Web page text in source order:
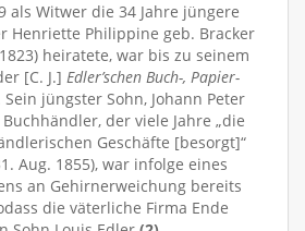
als Witwer die 34 Jahre jüngere
Henriette Philippine geb. Bracker
heiratete, war bis zu seinem
[C. J.] Edler’schen Buch-, Papier-
Sein jüngster Sohn, Johann Peter
der viele Jahre „die
Geschäfte [besorgt]“
Aug. 1855), war infolge eines
an Gehirnerweichung bereits
die väterliche Firma Ende